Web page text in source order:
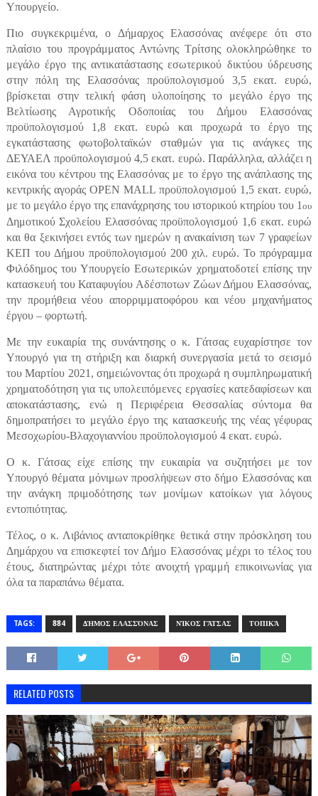
Υπουργείο.
Πιο συγκεκριμένα, ο Δήμαρχος Ελασσόνας ανέφερε ότι στο
πλαίσιο του προγράμματος Αντώνης Τρίτσης ολοκληρώθηκε το
μεγάλο έργο της αντικατάστασης εσωτερικού δικτύου ύδρευσης
στην πόλη της Ελασσόνας προϋπολογισμού 3,5 εκατ. ευρώ,
βρίσκεται στην τελική φάση υλοποίησης το μεγάλο έργο της
Βελτίωσης Αγροτικής Οδοποιίας του Δήμου Ελασσόνας
προϋπολογισμού 1,8 εκατ. ευρώ και προχωρά το έργο της
εγκατάστασης φωτοβολταϊκών σταθμών για τις ανάγκες της
ΔΕΥΑΕΛ προϋπολογισμού 4,5 εκατ. ευρώ. Παράλληλα, αλλάζει η
εικόνα του κέντρου της Ελασσόνας με το έργο της ανάπλασης της
κεντρικής αγοράς OPEN MALL προϋπολογισμού 1,5 εκατ. ευρώ,
με το μεγάλο έργο της επανάχρησης του ιστορικού κτηρίου του 1ου
Δημοτικού Σχολείου Ελασσόνας προϋπολογισμού 1,6 εκατ. ευρώ
και θα ξεκινήσει εντός των ημερών η ανακαίνιση των 7 γραφείων
ΚΕΠ του Δήμου προϋπολογισμού 200 χιλ. ευρώ. Το πρόγραμμα
Φιλόδημος του Υπουργείο Εσωτερικών χρηματοδοτεί επίσης την
κατασκευή του Καταφυγίου Αδέσποτων Ζώων Δήμου Ελασσόνας,
την προμήθεια νέου απορριμματοφόρου και νέου μηχανήματος
έργου – φορτωτή.
Με την ευκαιρία της συνάντησης ο κ. Γάτσας ευχαρίστησε τον
Υπουργό για τη στήριξη και διαρκή συνεργασία μετά το σεισμό
του Μαρτίου 2021, σημειώνοντας ότι προχωρά η συμπληρωματική
χρηματοδότηση για τις υπολειπόμενες εργασίες κατεδαφίσεων και
αποκατάστασης, ενώ η Περιφέρεια Θεσσαλίας σύντομα θα
δημοπρατήσει το μεγάλο έργο της κατασκευής της νέας γέφυρας
Μεσοχωρίου-Βλαχογιαννίου προϋπολογισμού 4 εκατ. ευρώ.
Ο κ. Γάτσας είχε επίσης την ευκαιρία να συζητήσει με τον
Υπουργό θέματα μόνιμων προσλήψεων στο δήμο Ελασσόνας και
την ανάγκη πριμοδότησης των μονίμων κατοίκων για λόγους
εντοπιότητας.
Τέλος, ο κ. Λιβάνιος ανταποκρίθηκε θετικά στην πρόσκληση του
Δημάρχου να επισκεφτεί τον Δήμο Ελασσόνας μέχρι το τέλος του
έτους, διατηρώντας μέχρι τότε ανοιχτή γραμμή επικοινωνίας για
όλα τα παραπάνω θέματα.
TAGS: 884 ΔΉΜΟΣ ΕΛΑΣΣΌΝΑΣ ΝΊΚΟΣ ΓΆΤΣΑΣ ΤΟΠΙΚΆ
RELATED POSTS